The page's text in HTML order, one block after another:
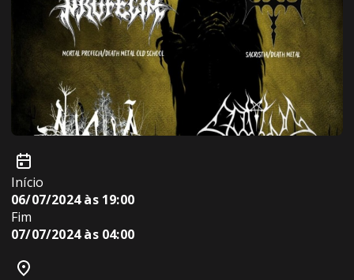
Início
06/07/2024 às 19:00
Fim
07/07/2024 às 04:00